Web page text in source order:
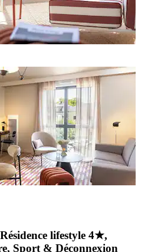
lifestyle 4★,
Sport & Déconnexion